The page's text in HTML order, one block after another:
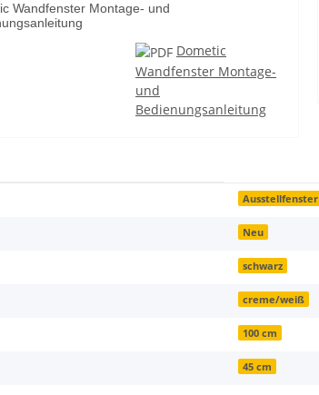
Wandfenster Montage- und
Dometic
Wandfenster Montage-
und
Bedienungsanleitung
Ausstellfenster
Neu
schwarz
creme/weiß
100 cm
45 cm